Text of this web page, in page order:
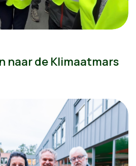
naar de Klimaatmars